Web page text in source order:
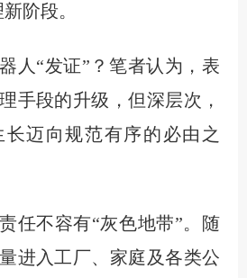
阶段。
人“发证”？笔者认为，表
手段的升级，但深层次，
迈向规范有序的必由之
任不容有“灰色地带”。随
进入工厂、家庭及各类公